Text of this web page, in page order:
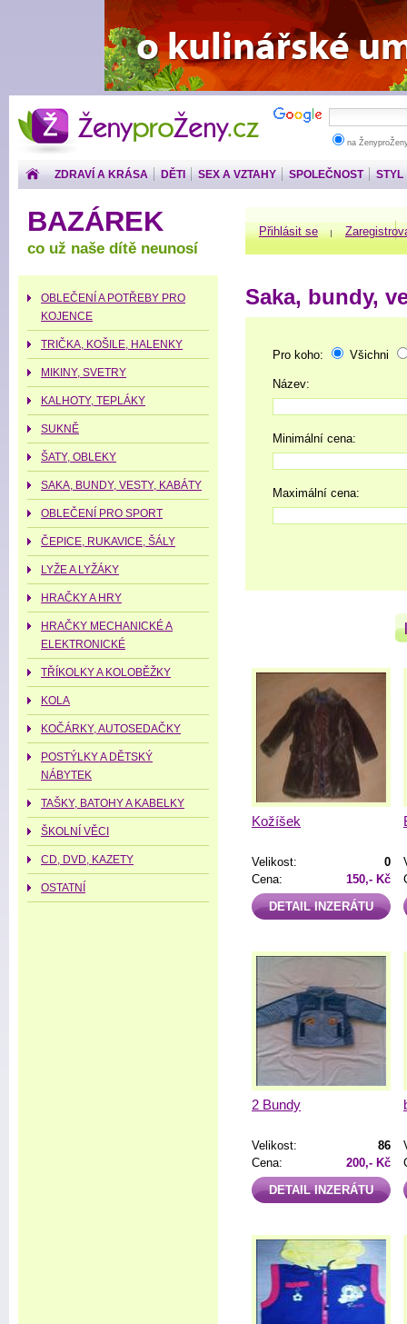
ŽenyproŽeny.cz
na
ZDRAVÍ A KRÁSA DĚTI SEX A VZTAHY SPOLEČNOST STYL
Přihlásit se
Saka, bundy,
Pro koho: Všichni
Název:
Minimální cena:
Maximální cena:
Kožíšek
Velikost:
0
Cena:
150,- Kč
DETAIL INZERÁTU
2 Bundy
Velikost:
86
Cena:
200,- Kč
DETAIL INZERÁTU
BAZÁREK
co už naše dítě neunosí
OBLEČENÍ A POTŘEBY PRO
KOJENCE
TRIČKA, KOŠILE, HALENKY
MIKINY, SVETRY
KALHOTY, TEPLÁKY
SUKNĚ
ŠATY, OBLEKY
SAKA, BUNDY, VESTY, KABÁTY
OBLEČENÍ PRO SPORT
ČEPICE, RUKAVICE, ŠÁLY
LYŽE A LYŽÁKY
HRAČKY A HRY
HRAČKY MECHANICKÉ A
ELEKTRONICKÉ
TŘÍKOLKY A KOLOBĚŽKY
KOLA
KOČÁRKY, AUTOSEDAČKY
POSTÝLKY A DĚTSKÝ
NÁBYTEK
TAŠKY, BATOHY A KABELKY
ŠKOLNÍ VĚCI
CD, DVD, KAZETY
OSTATNÍ